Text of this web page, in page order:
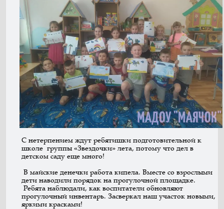
С нетерпением ждут ребятишки подготовительной к
школе группы «Звездочки» лета, потому что дел в
детском саду еще много!
В майские денечки работа кипела. Вместе со взрослыми
дети наводили порядок на прогулочной площадке.
Ребята наблюдали, как воспитатели обновляют
прогулочный инвентарь. Засверкал наш участок новыми,
яркими красками!